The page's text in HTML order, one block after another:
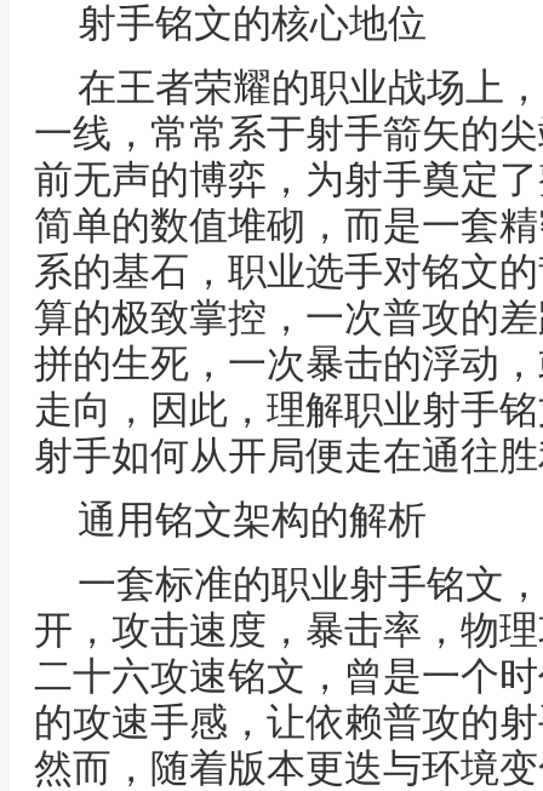
射手铭文的核心地位
在王者荣耀的职业战场上
一线，常常系于射手箭矢的
前无声的博弈，为射手奠定
简单的数值堆砌，而是一套
系的基石，职业选手对铭文
算的极致掌控，一次普攻的
拼的生死，一次暴击的浮动
走向，因此，理解职业射手
射手如何从开局便走在通往
通用铭文架构的解析
一套标准的职业射手铭文
开，攻击速度，暴击率，物
二十六攻速铭文，曾是一个
的攻速手感，让依赖普攻的
然而，随着版本更迭与环境